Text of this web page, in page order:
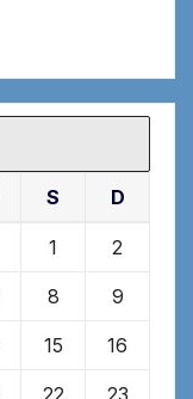
S D
1 2
8 9
15 16
22 23